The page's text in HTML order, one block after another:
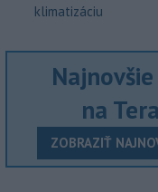
klimatizáciu
na
ZOBRAZIŤ